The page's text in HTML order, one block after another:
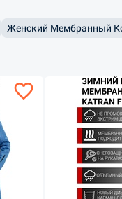
Женский Мембранный
favorite_border